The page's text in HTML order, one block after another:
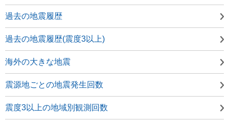
過去の地震履歴
過去の地震履歴(震度3以上)
海外の大きな地震
震源地ごとの地震発生回数
震度3以上の地域別観測回数